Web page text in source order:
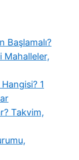
Başlamalı?
Mahalleler,
1
Takvim,